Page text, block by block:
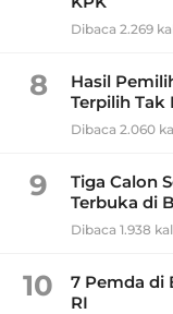
Dibaca 2.269
8
Hasil
Terpilih Tak
Dibaca 2.060
9
Tiga Calon
Terbuka di
Dibaca 1.938
10
7 Pemda di
RI